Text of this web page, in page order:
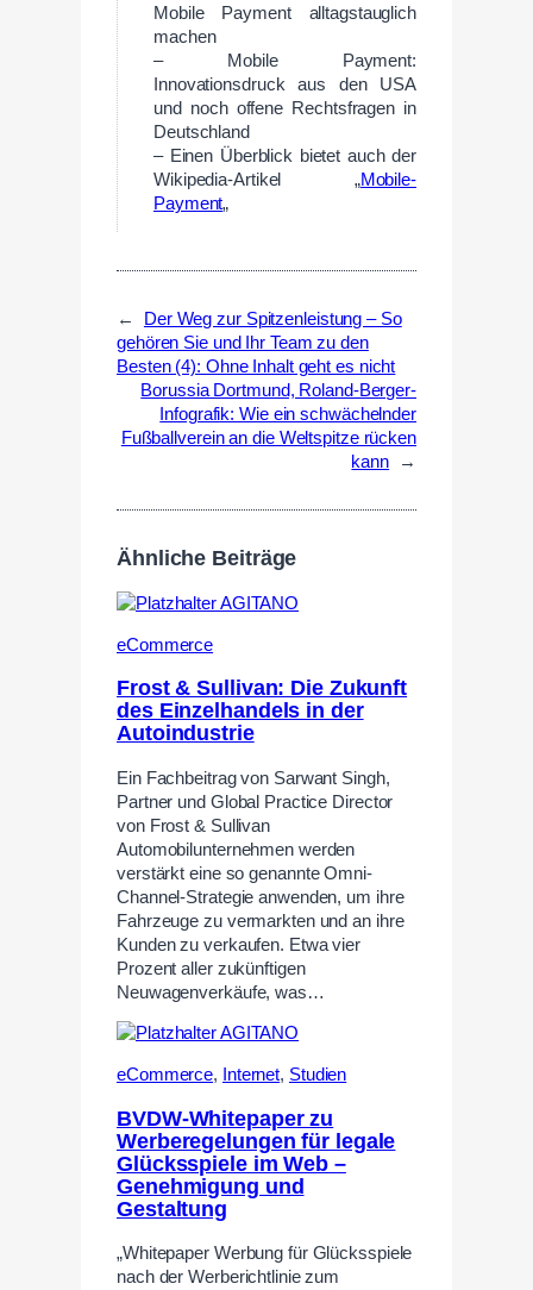
Mobile Payment alltagstauglich
machen
– Mobile Payment:
Innovationsdruck aus den USA
und noch offene Rechtsfragen in
Deutschland
– Einen Überblick bietet auch der
Wikipedia-Artikel „Mobile-
Payment„
←
Der Weg zur Spitzenleistung – So
gehören Sie und Ihr Team zu den
Besten (4): Ohne Inhalt geht es nicht
Borussia Dortmund, Roland-Berger-
Infografik: Wie ein schwächelnder
Fußballverein an die Weltspitze rücken
kann
→
Ähnliche Beiträge
eCommerce
Frost & Sullivan: Die Zukunft
des Einzelhandels in der
Autoindustrie
Ein Fachbeitrag von Sarwant Singh,
Partner und Global Practice Director
von Frost & Sullivan
Automobilunternehmen werden
verstärkt eine so genannte Omni-
Channel-Strategie anwenden, um ihre
Fahrzeuge zu vermarkten und an ihre
Kunden zu verkaufen. Etwa vier
Prozent aller zukünftigen
Neuwagenverkäufe, was…
eCommerce, Internet, Studien
BVDW-Whitepaper zu
Werberegelungen für legale
Glücksspiele im Web –
Genehmigung und
Gestaltung
„Whitepaper Werbung für Glücksspiele
nach der Werberichtlinie zum